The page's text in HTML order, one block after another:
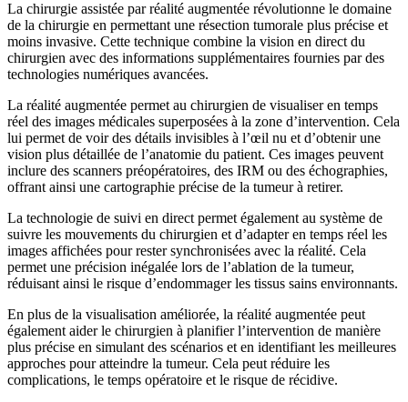
La chirurgie assistée par réalité augmentée révolutionne le domaine
de la chirurgie en permettant une résection tumorale plus précise et
moins invasive. Cette technique combine la vision en direct du
chirurgien avec des informations supplémentaires fournies par des
technologies numériques avancées.
La réalité augmentée permet au chirurgien de visualiser en temps
réel des images médicales superposées à la zone d’intervention. Cela
lui permet de voir des détails invisibles à l’œil nu et d’obtenir une
vision plus détaillée de l’anatomie du patient. Ces images peuvent
inclure des scanners préopératoires, des IRM ou des échographies,
offrant ainsi une cartographie précise de la tumeur à retirer.
La technologie de suivi en direct permet également au système de
suivre les mouvements du chirurgien et d’adapter en temps réel les
images affichées pour rester synchronisées avec la réalité. Cela
permet une précision inégalée lors de l’ablation de la tumeur,
réduisant ainsi le risque d’endommager les tissus sains environnants.
En plus de la visualisation améliorée, la réalité augmentée peut
également aider le chirurgien à planifier l’intervention de manière
plus précise en simulant des scénarios et en identifiant les meilleures
approches pour atteindre la tumeur. Cela peut réduire les
complications, le temps opératoire et le risque de récidive.